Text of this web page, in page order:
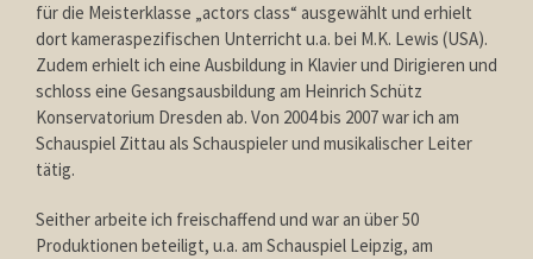
für die Meisterklasse „actors class“ ausgewählt und erhielt
dort kameraspezifischen Unterricht u.a. bei M.K. Lewis (USA).
Zudem erhielt ich eine Ausbildung in Klavier und Dirigieren und
schloss eine Gesangsausbildung am Heinrich Schütz
Konservatorium Dresden ab. Von 2004 bis 2007 war ich am
Schauspiel Zittau als Schauspieler und musikalischer Leiter
tätig.
Seither arbeite ich freischaffend und war an über 50
Produktionen beteiligt, u.a. am Schauspiel Leipzig, am